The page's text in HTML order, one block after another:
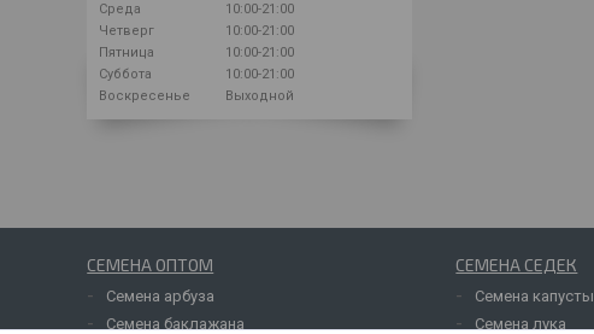
Среда
10:00-21:00
Четверг
10:00-21:00
Пятница
10:00-21:00
Суббота
10:00-21:00
Воскресенье
Выходной
СЕМЕНА ОПТОМ
Семена арбуза
Семена баклажана
СЕМЕНА СЕДЕК
Семена капусты
Семена лука